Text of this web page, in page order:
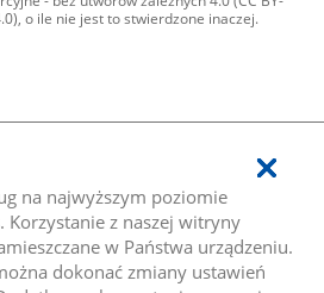
na najwyższym poziomie
Korzystanie z naszej witryny
w Państwa urządzeniu.
dokonać zmiany ustawień
o ile nie jest to stwierdzone inaczej.